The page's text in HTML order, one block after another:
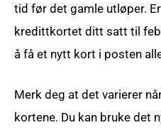
tid før det gamle utløper.
kredittkortet ditt satt til
å få et nytt kort i posten
Merk deg at det varierer
kortene. Du kan bruke det